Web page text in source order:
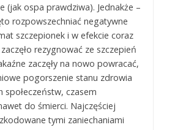
(jak ospa prawdziwa). Jednakże –
rozpowszechniać negatywne
szczepionek i w efekcie coraz
rezygnować ze szczepień
zaczęły na nowo powracać,
pogorszenie stanu zdrowia
społeczeństw, czasem
do śmierci. Najczęściej
tymi zaniechaniami